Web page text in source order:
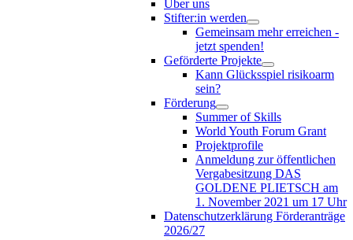
Über uns
Stifter:in werden
Gemeinsam mehr erreichen -
jetzt spenden!
Geförderte Projekte
Kann Glücksspiel risikoarm
sein?
Förderung
Summer of Skills
World Youth Forum Grant
Projektprofile
Anmeldung zur öffentlichen
Vergabesitzung DAS
GOLDENE PLIETSCH am
1. November 2021 um 17 Uhr
Datenschutzerklärung Förderanträge
2026/27